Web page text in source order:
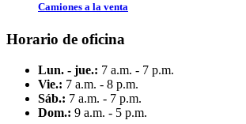
Camiones a la venta
Horario de oficina
Lun. - jue.: 7 a.m. - 7 p.m.
Vie.: 7 a.m. - 8 p.m.
Sáb.: 7 a.m. - 7 p.m.
Dom.: 9 a.m. - 5 p.m.